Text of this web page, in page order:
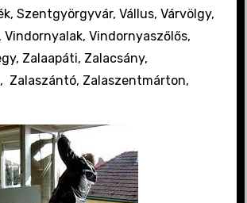
Szentgyörgyvár, Vállus, Várvölgy,
Vindornyaszőlős,
Zalaapáti, Zalacsány,
Zalaszántó, Zalaszentmárton,